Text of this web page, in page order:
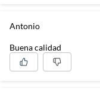
Antonio
Buena calidad